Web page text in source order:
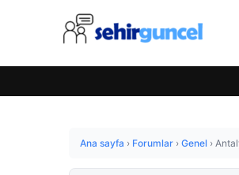
Ana sayfa › Forumlar › Genel ›